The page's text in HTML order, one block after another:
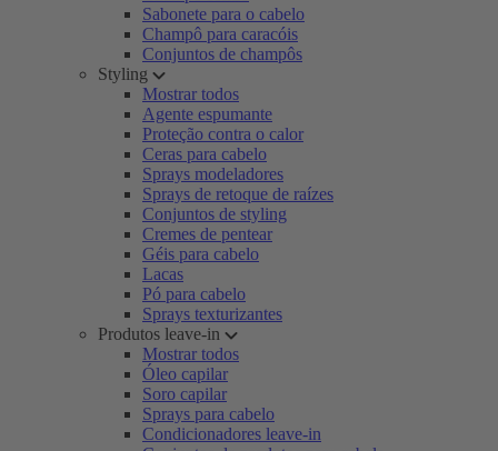
Sabonete para o cabelo
Champô para caracóis
Conjuntos de champôs
Styling
Mostrar todos
Agente espumante
Proteção contra o calor
Ceras para cabelo
Sprays modeladores
Sprays de retoque de raízes
Conjuntos de styling
Cremes de pentear
Géis para cabelo
Lacas
Pó para cabelo
Sprays texturizantes
Produtos leave-in
Mostrar todos
Óleo capilar
Soro capilar
Sprays para cabelo
Condicionadores leave-in